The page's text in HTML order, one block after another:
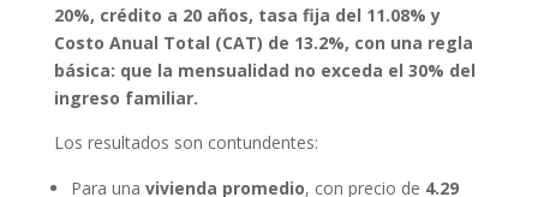
20%, crédito a 20 años, tasa fija del 11.08% y
Costo Anual Total (CAT) de 13.2%, con una regla
básica: que la mensualidad no exceda el 30% del
ingreso familiar.
Los resultados son contundentes:
Para una vivienda promedio, con precio de 4.29